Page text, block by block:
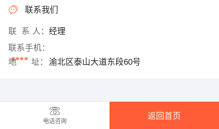
联系我们
联 系 人： 经理
联系手机：
****
地 址： 渝北区泰山大道东段60号
电话咨询
返回首页